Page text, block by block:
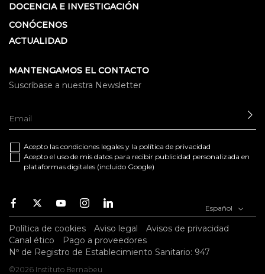
DOCENCIA E INVESTIGACIÓN
CONÓCENOS
ACTUALIDAD
MANTENGAMOS EL CONTACTO
Suscríbase a nuestra Newsletter
Acepto las condiciones legales y la política de privacidad
Acepto el uso de mis datos para recibir publicidad personalizada en
plataformas digitales (incluido Google)
Facebook
TwitterYoutubeInstagramYoutube Español
Política de cookies Aviso legal
Avisos de privacidad
Canal ético
Pago a proveedores
Nº de Registro de Establecimiento Sanitario: 947
©2026 Instituto Bernabeu